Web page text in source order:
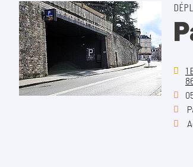
1